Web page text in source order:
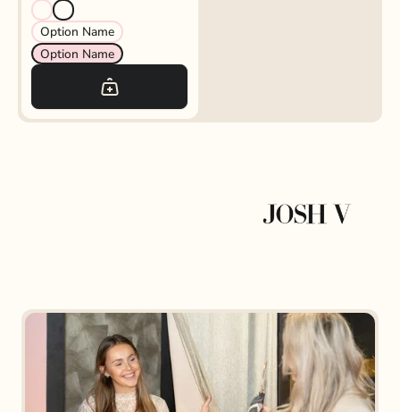
Option Name
Option Name